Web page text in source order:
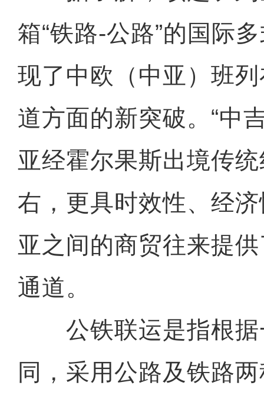
箱“铁路-公路”的国际
现了中欧（中亚）班
道方面的新突破。“中
亚经霍尔果斯出境传
右，更具时效性、经
亚之间的商贸往来提
通道。
公铁联运是指根据
同，采用公路及铁路